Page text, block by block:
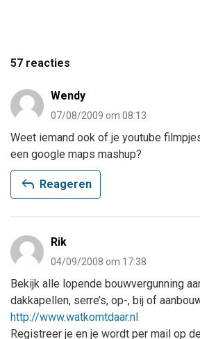
57 reacties
Wendy
07/08/2009 om 08:13
Weet iemand ook of je youtube
een google maps mashup?
reply Reageren
Rik
04/09/2008 om 17:38
Bekijk alle lopende bouwvergunning
dakkapellen, serre’s, op-, bij of
http://www.watkomtdaar.nl
Registreer je en je wordt per mail op